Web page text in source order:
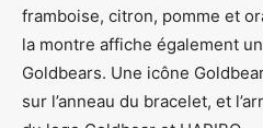
framboise, citron, pomme et
la montre affiche également
Goldbears. Une icône
sur l’anneau du bracelet, et